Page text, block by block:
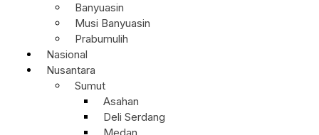
Banyuasin
Musi Banyuasin
Prabumulih
Nasional
Nusantara
Sumut
Asahan
Deli Serdang